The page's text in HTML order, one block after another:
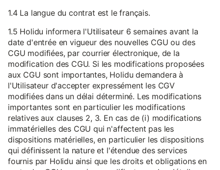
1.4 La langue du contrat est le français.
1.5 Holidu informera l'Utilisateur 6 semaines avant la
date d'entrée en vigueur des nouvelles CGU ou des
CGU modifiées, par courrier électronique, de la
modification des CGU. Si les modifications proposées
aux CGU sont importantes, Holidu demandera à
l'Utilisateur d'accepter expressément les CGV
modifiées dans un délai déterminé. Les modifications
importantes sont en particulier les modifications
relatives aux clauses 2, 3. En cas de (i) modifications
immatérielles des CGU qui n'affectent pas les
dispositions matérielles, en particulier les dispositions
qui définissent la nature et l'étendue des services
fournis par Holidu ainsi que les droits et obligations en